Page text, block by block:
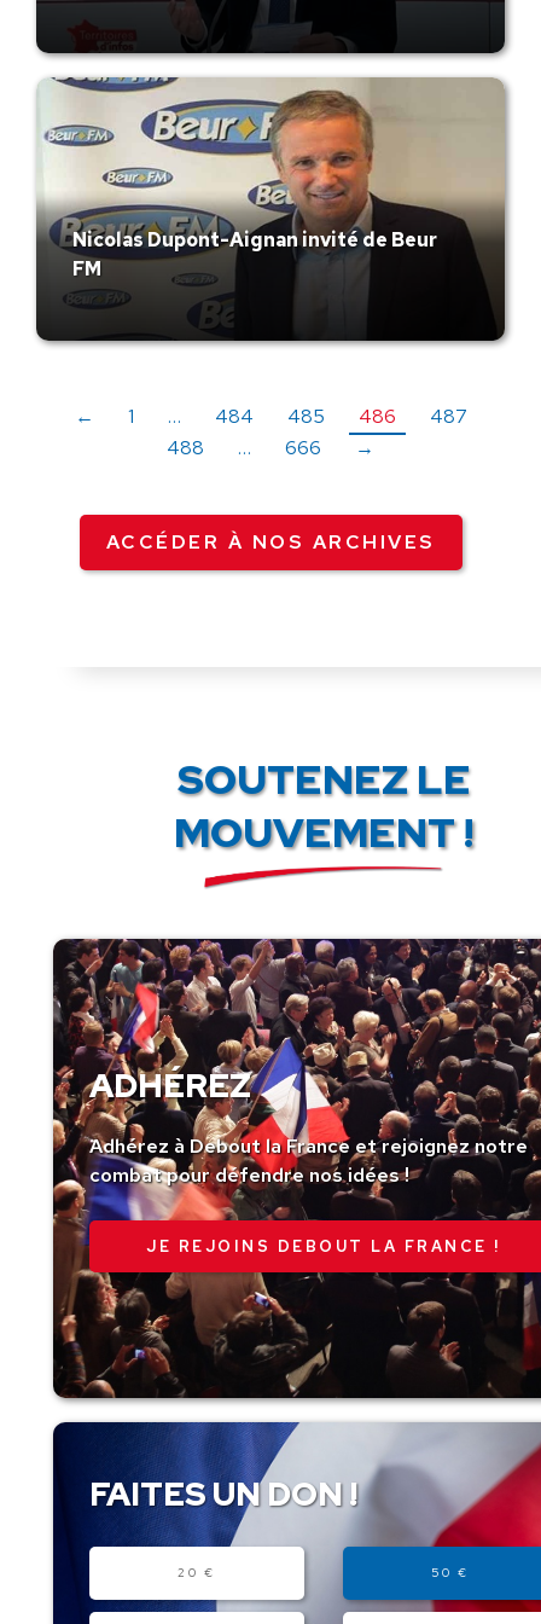
Nicolas Dupont-Aignan invité de Beur
FM
← 1 … 484 485 486
487
488
… 666 →
ACCÉDER À NOS ARCHIVES
SOUTENEZ LE
MOUVEMENT !
ADHÉREZ
Adhérez à Debout la France et rejoignez notre
combat pour défendre nos idées !
JE REJOINS DEBOUT LA FRANCE !
FAITES UN DON !
20 € 50 €